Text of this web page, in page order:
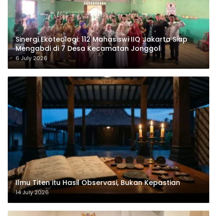
‎Sinergi Ekoteologi: 112 Mahasiswi IIQ Jakarta Siap
Mengabdi di 7 Desa Kecamatan Jonggol
6 July 2026
Ilmu Titen itu Hasil Observasi, Bukan Kepastian
14 July 2026